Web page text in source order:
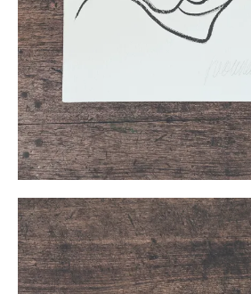
チェンさんは、パウ（スカート）やキ
ケパ（サロング）といったカパをまと
ア女性たちを描き続けている。